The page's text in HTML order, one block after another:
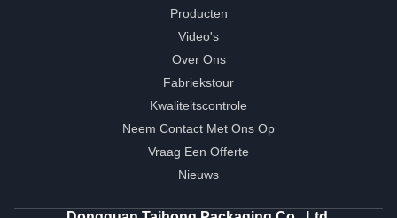
Producten
Video's
Over Ons
Fabriekstour
Kwaliteitscontrole
Neem Contact Met Ons Op
Vraag Een Offerte
Nieuws